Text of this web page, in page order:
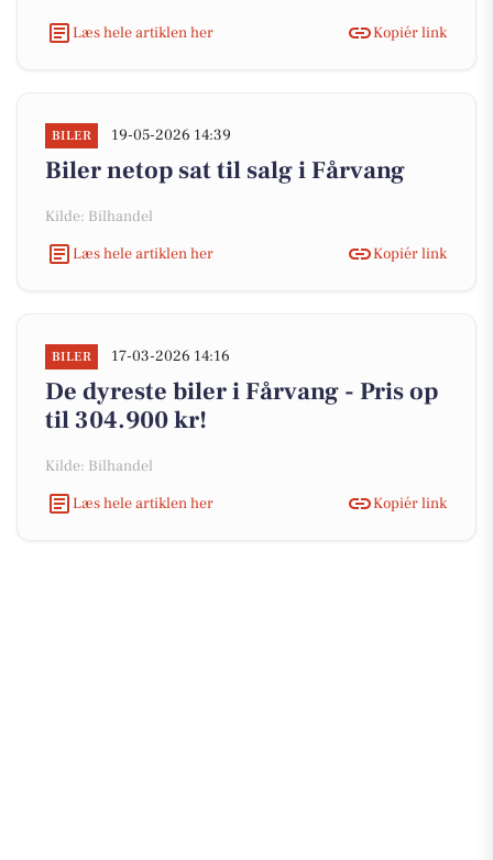
Læs hele artiklen her
Kopiér link
BILER 19-05-2026 14:39
Biler netop sat til salg i Fårvang
Kilde: Bilhandel
Læs hele artiklen her
Kopiér link
BILER 17-03-2026 14:16
De dyreste biler i Fårvang - Pris op
til 304.900 kr!
Kilde: Bilhandel
Læs hele artiklen her
Kopiér link